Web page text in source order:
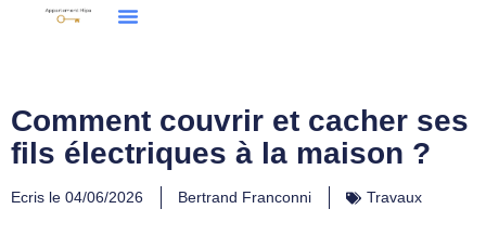
Comment couvrir et cacher ses
fils électriques à la maison ?
Ecris le 04/06/2026 Bertrand Franconni Travaux